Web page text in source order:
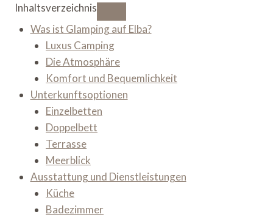
Inhaltsverzeichnis
Was ist Glamping auf Elba?
Luxus Camping
Die Atmosphäre
Komfort und Bequemlichkeit
Unterkunftsoptionen
Einzelbetten
Doppelbett
Terrasse
Meerblick
Ausstattung und Dienstleistungen
Küche
Badezimmer